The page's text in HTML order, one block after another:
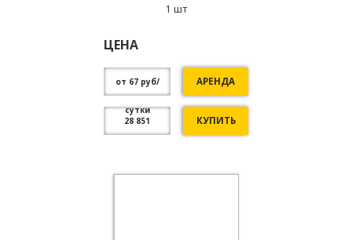
1 шт
ЦЕНА
от 67 руб/
сутки
АРЕНДА
28 851 КУПИТЬ